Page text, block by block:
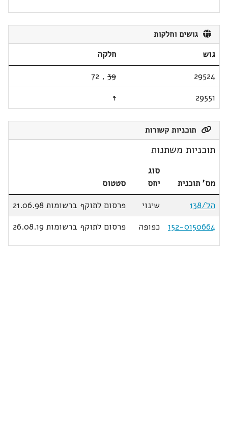
גושים וחלקות
גוש
חלקה
29524
39
,
72
29551
1
תוכניות קשורות
תוכניות משתנות
מס' תוכנית
סוג
יחס
סטטוס
הל/138
שינוי
פרסום לתוקף ברשומות 21.06.98
152-0150664
כפופה פרסום לתוקף ברשומות 26.08.19